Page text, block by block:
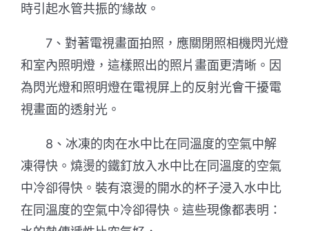
時引起水管共振的’緣故。
7、對著電視畫面拍照，應關閉照相機閃光燈
和室內照明燈，這樣照出的照片畫面更清晰。因
為閃光燈和照明燈在電視屏上的反射光會干擾電
視畫面的透射光。
8、冰凍的肉在水中比在同溫度的空氣中解
凍得快。燒燙的鐵釘放入水中比在同溫度的空氣
中冷卻得快。裝有滾燙的開水的杯子浸入水中比
在同溫度的空氣中冷卻得快。這些現像都表明：